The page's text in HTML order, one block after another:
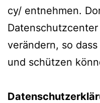
cy/ entnehmen.
verändern, so
und schützen